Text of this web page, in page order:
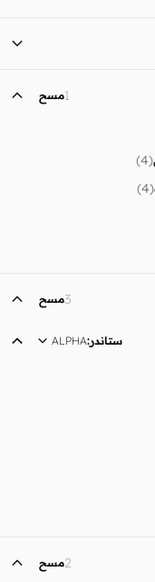
1مسح
(
4
)
(
4
)
3مسح
ستاندر:
ALPHA
2مسح